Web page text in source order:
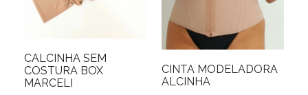
CALCINHA SEM
COSTURA BOX
MARCELI
CINTA MODELADORA
ALCINHA